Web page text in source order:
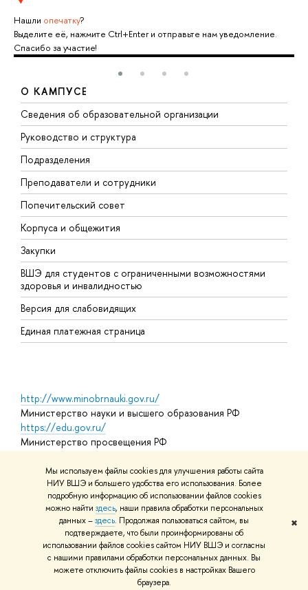
Мы используем файлы cookies для улучшения работы сайта
НИУ ВШЭ и большего удобства его использования. Более
подробную информацию об использовании файлов cookies
можно найти здесь, наши правила обработки персональных
данных –здесь. Продолжая пользоваться сайтом, вы
подтверждаете, что были проинформированы об
использовании файлов cookies сайтом НИУ ВШЭ и согласны
с нашими правилами обработки персональных данных. Вы
можете отключить файлы cookies в настройках Вашего
браузера.
✖
Нашли опечатку?
Выделите её, нажмите Ctrl+Enter и отправьте нам уведомление.
Спасибо за участие!
О КАМПУСЕ
Сведения об образовательной организации
Руководство и структура
Подразделения
Преподаватели и сотрудники
Попечительский совет
Корпуса и общежития
Закупки
ВШЭ для студентов с ограниченными возможностями
здоровья и инвалидностью
Версия для слабовидящих
Единая платежная страница
http://www.minobrnauki.gov.ru/
Министерство науки и высшего образования РФ
https://edu.gov.ru/
Министерство просвещения РФ
Массовые открытые онлайн-курсы
© НИУ ВШЭ 1993–2026 Адреса и контактыУсловия
использования материаловПолитика конфиденциальности
Шрифты HSE Sans и HSE Slab разработаны в
Школе дизайна НИУ